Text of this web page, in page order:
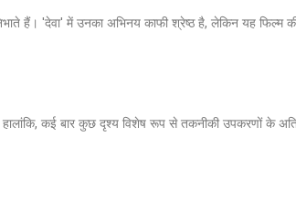
हैं। 'देवा' में उनका अभिनय काफी श्रेष्ठ है, लेकिन यह फिल्म
कई बार कुछ दृश्य विशेष रूप से तकनीकी उपकरणों के